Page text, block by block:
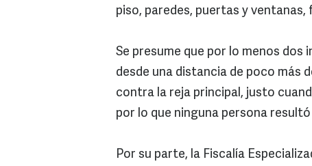
piso, paredes, puertas y
Se presume que por lo menos dos
desde una distancia de poco más
contra la reja principal, justo
por lo que ninguna persona
Por su parte, la Fiscalía